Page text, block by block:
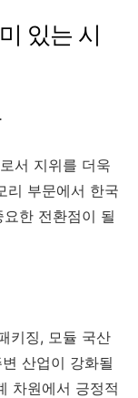
있는 시
서 지위를 더욱
리 부문에서 한국
한 전환점이 될
키징, 모듈 국산
산업이 강화될
차원에서 긍정적